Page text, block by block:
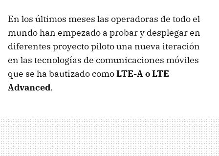
En los últimos meses las operadoras de todo el
mundo han empezado a probar y desplegar en
diferentes proyecto piloto una nueva iteración
en las tecnologías de comunicaciones móviles
que se ha bautizado comoLTE-A o LTE
Advanced.